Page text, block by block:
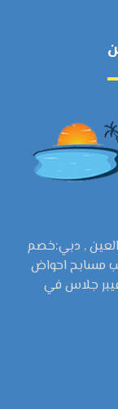
, دبي:خصم
مسابح احواض
جلاس في